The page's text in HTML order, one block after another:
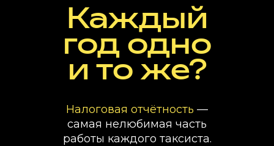
Каждый
год одно
и то же?
Налоговая отчётность —
самая нелюбимая часть
работы каждого таксиста.